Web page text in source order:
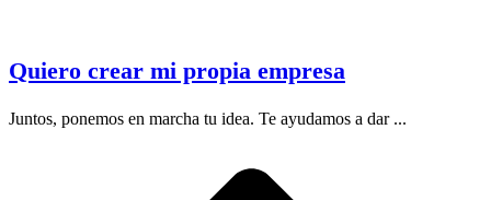
Quiero crear mi propia empresa
Juntos, ponemos en marcha tu idea. Te ayudamos a dar ...